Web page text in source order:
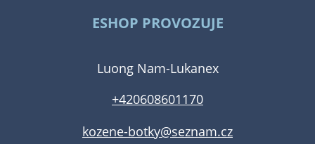
ESHOP PROVOZUJE
Luong Nam-Lukanex
+420608601170
kozene-botky@seznam.cz